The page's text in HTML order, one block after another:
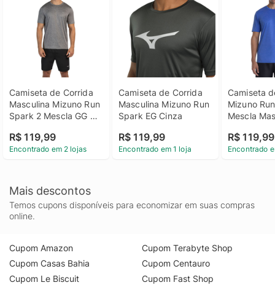
Camiseta de Corrida
Masculina Mizuno Run
Spark 2 Mescla GG
R$ 119,99
Encontrado em 2 lojas
Camiseta de Corrida
Masculina Mizuno Run
Spark EG Cinza
R$ 119,99
Encontrado em 1 loja
Camiseta
Mizuno
Mescla
R$ 119,99
Encontrado
Mais descontos
Temos cupons disponíveis para economizar em suas compras
online.
Cupom Amazon
Cupom Casas Bahia
Cupom Le Biscuit
Cupom Terabyte Shop
Cupom Centauro
Cupom Fast Shop